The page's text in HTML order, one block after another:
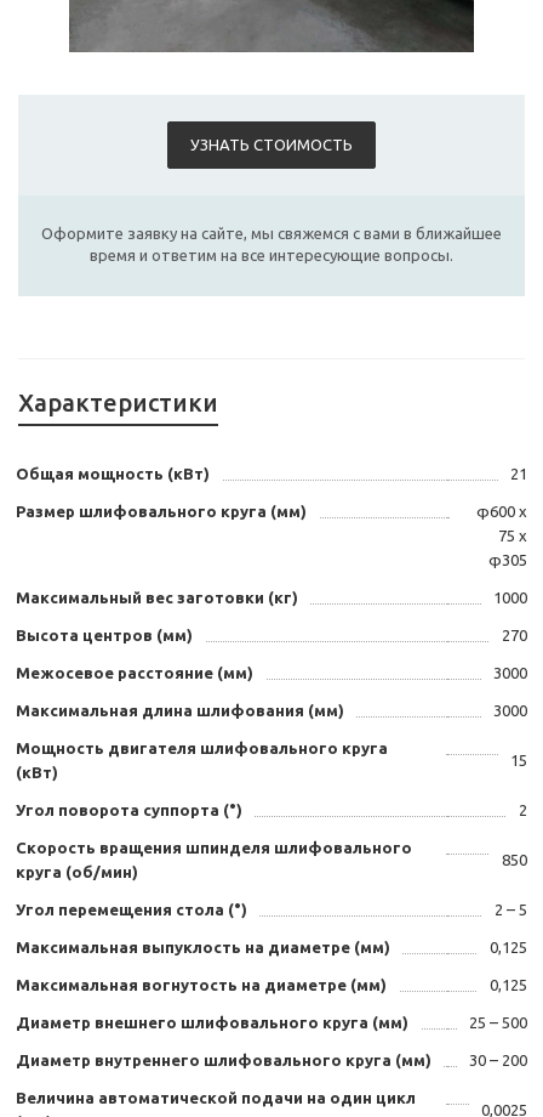
УЗНАТЬ СТОИМОСТЬ
Оформите заявку на сайте, мы свяжемся с вами в ближайшее
время и ответим на все интересующие вопросы.
Характеристики
Общая мощность (кВт) 21
Размер шлифовального круга (мм)
φ600 х
75 х
φ305
Максимальный вес заготовки (кг) 1000
Высота центров (мм) 270
Межосевое расстояние (мм) 3000
Максимальная длина шлифования (мм) 3000
Мощность двигателя шлифовального круга
(кВт)
15
Угол поворота суппорта (°) 2
Скорость вращения шпинделя шлифовального
круга (об/мин)
850
Угол перемещения стола (°) 2 – 5
Максимальная выпуклость на диаметре (мм) 0,125
Максимальная вогнутость на диаметре (мм) 0,125
Диаметр внешнего шлифовального круга (мм) 25 – 500
Диаметр внутреннего шлифовального круга (мм) 30 – 200
Величина автоматической подачи на один цикл
0,0025